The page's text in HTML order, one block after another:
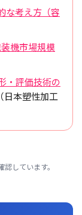
な考え方（容
機市場規模
・評価技術の
日本塑性加工
しています。